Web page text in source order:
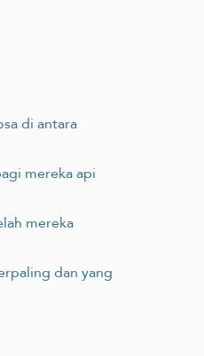
di antara
mereka api
mereka
dan yang